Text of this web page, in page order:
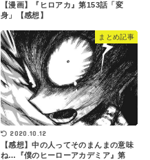
【漫画】『ヒロアカ』第153話「変
身」【感想】
まとめ記事
2020.10.12
【感想】中の人ってそのまんまの意味
ね…『僕のヒーローアカデミア』第